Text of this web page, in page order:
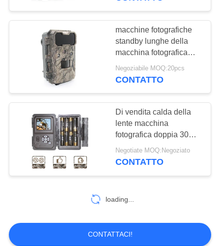
accessori della
macchina
fotografica
Macchina
fotografica cellulare
del gioco
Macchina
giardino della fauna
14
fauna selvatica
macchine fotografiche
standby lunghe della
macchina fotografica
16MP Deer Hunting
Video di caccia della
Negoziabile MOQ:20pcs
CONTATTO
Di vendita calda della
lente macchina
fotografica doppia 30MP,
1080P 940nm di alta
risoluzione della traccia
Negotiate MOQ:Negoziato
CONTATTO
loading...
CONTATTACI!